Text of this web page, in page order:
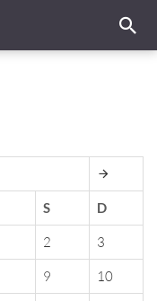
S D
2
3
9
10